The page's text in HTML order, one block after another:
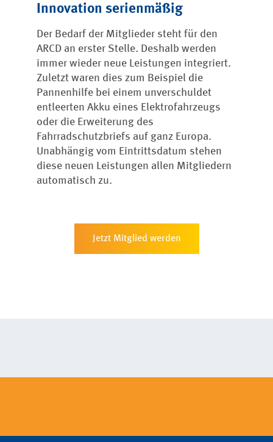
Innovation serienmäßig
Der Bedarf der Mitglieder steht für den
ARCD an erster Stelle. Deshalb werden
immer wieder neue Leistungen integriert.
Zuletzt waren dies zum Beispiel die
Pannenhilfe bei einem unverschuldet
entleerten Akku eines Elektrofahrzeugs
oder die Erweiterung des
Fahrradschutzbriefs auf ganz Europa.
Unabhängig vom Eintrittsdatum stehen
diese neuen Leistungen allen Mitgliedern
automatisch zu.
Jetzt Mitglied werden